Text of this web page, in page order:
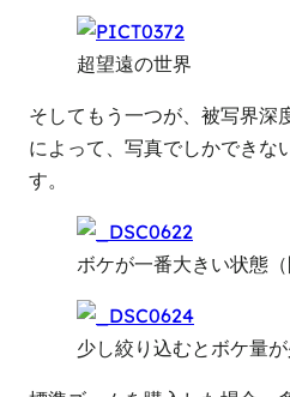
超望遠の世界
そしてもう一つが、被写界深
によって、写真でしかできな
す。
ボケが一番大きい状態（
少し絞り込むとボケ量が